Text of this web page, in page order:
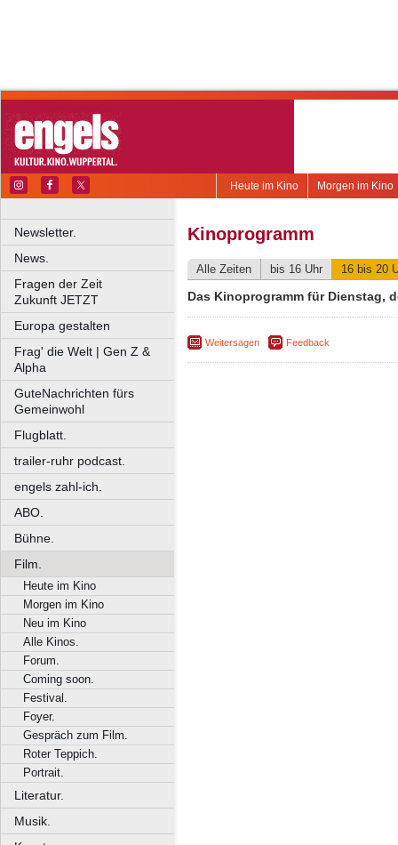
Morgen im Kino
Heute im Kino
Newsletter.
News.
Fragen der Zeit
Zukunft JETZT
Europa gestalten
Frag' die Welt | Gen Z &
Alpha
GuteNachrichten fürs
Gemeinwohl
Flugblatt.
trailer-ruhr podcast.
engels zahl-ich.
ABO.
Bühne.
Film.
Heute im Kino
Morgen im Kino
Neu im Kino
Alle Kinos.
Forum.
Coming soon.
Festival.
Foyer.
Gespräch zum Film.
Roter Teppich.
Portrait.
Literatur.
Musik.
Kinoprogramm
Alle Zeiten bis 16 Uhr 16 bis 20
Das Kinoprogramm für Dienstag,
Weitersagen Feedback